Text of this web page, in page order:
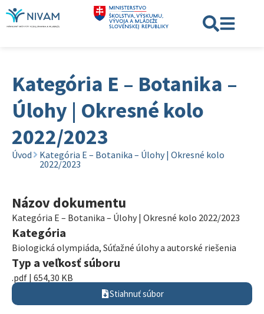
Kategória E – Botanika –
Úlohy | Okresné kolo
2022/2023
Úvod
Kategória E – Botanika – Úlohy | Okresné kolo
2022/2023
Názov dokumentu
Kategória E – Botanika – Úlohy | Okresné kolo 2022/2023
Kategória
Biologická olympiáda, Súťažné úlohy a autorské riešenia
Typ a veľkosť súboru
.pdf | 654,30 KB
Stiahnuť súbor